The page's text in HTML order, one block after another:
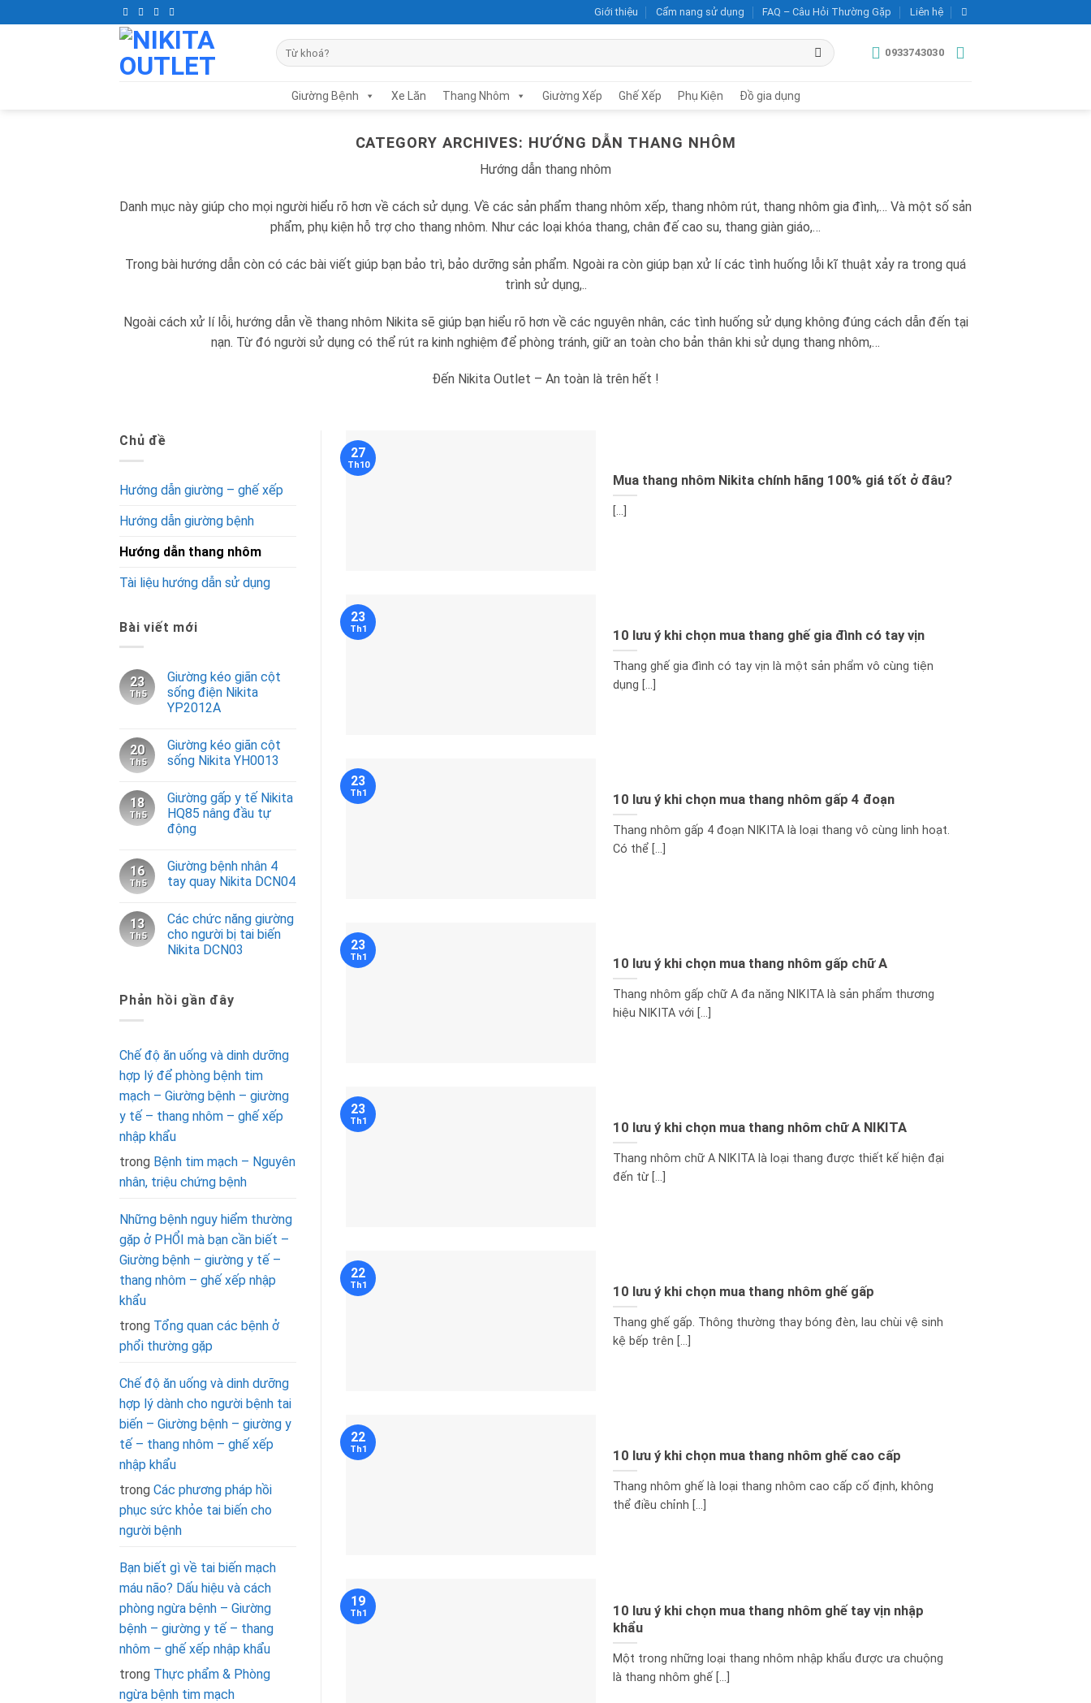
to
Giới thiệu Cẩm nang sử dụng FAQ – Câu Hỏi Thường Gặp Liên hệ
Tìm
kiếm:
0933743030
Giường Bệnh Xe Lăn Thang Nhôm Giường Xếp Ghế Xếp Phụ Kiện Đồ gia dụng
CATEGORY ARCHIVES: HƯỚNG DẪN THANG NHÔM
Hướng dẫn thang nhôm
Danh mục này giúp cho mọi người hiểu rõ hơn về cách sử dụng. Về các sản phẩm thang nhôm xếp, thang nhôm rút, thang nhôm gia đình,… Và một số sản
phẩm, phụ kiện hỗ trợ cho thang nhôm. Như các loại khóa thang, chân đế cao su, thang giàn giáo,…
Trong bài hướng dẫn còn có các bài viết giúp bạn bảo trì, bảo dưỡng sản phẩm. Ngoài ra còn giúp bạn xử lí các tình huống lỗi kĩ thuật xảy ra trong quá
trình sử dụng,..
Ngoài cách xử lí lỗi, hướng dẫn về thang nhôm Nikita sẽ giúp bạn hiểu rõ hơn về các nguyên nhân, các tình huống sử dụng không đúng cách dẫn đến tại
nạn. Từ đó người sử dụng có thể rút ra kinh nghiệm để phòng tránh, giữ an toàn cho bản thân khi sử dụng thang nhôm,…
Đến Nikita Outlet – An toàn là trên hết !
Chủ đề
Hướng dẫn giường – ghế xếp
Hướng dẫn giường bệnh
Hướng dẫn thang nhôm
Tài liệu hướng dẫn sử dụng
Bài viết mới
23
Th5
Giường kéo giãn cột
sống điện Nikita
YP2012A
20
Th5
Giường kéo giãn cột
sống Nikita YH0013
18
Th5
Giường gấp y tế Nikita
HQ85 nâng đầu tự
động
16
Th5
Giường bệnh nhân 4
tay quay Nikita DCN04
13
Th5
Các chức năng giường
cho người bị tai biến
Nikita DCN03
Phản hồi gần đây
Chế độ ăn uống và dinh dưỡng
hợp lý để phòng bệnh tim
mạch – Giường bệnh – giường
y tế – thang nhôm – ghế xếp
nhập khẩu
trong Bệnh tim mạch – Nguyên
nhân, triệu chứng bệnh
Những bệnh nguy hiểm thường
gặp ở PHỔI mà bạn cần biết –
Giường bệnh – giường y tế –
thang nhôm – ghế xếp nhập
khẩu
trong Tổng quan các bệnh ở
phổi thường gặp
Chế độ ăn uống và dinh dưỡng
hợp lý dành cho người bệnh tai
biến – Giường bệnh – giường y
tế – thang nhôm – ghế xếp
nhập khẩu
trong Các phương pháp hồi
phục sức khỏe tai biến cho
người bệnh
Bạn biết gì về tai biến mạch
máu não? Dấu hiệu và cách
phòng ngừa bệnh – Giường
bệnh – giường y tế – thang
nhôm – ghế xếp nhập khẩu
trong Thực phẩm & Phòng
ngừa bệnh tim mạch
Mua thang nhôm Nikita chính hãng 100% giá tốt ở đâu?
[...]
27
Th10
10 lưu ý khi chọn mua thang ghế gia đình có tay vịn
Thang ghế gia đình có tay vịn là một sản phẩm vô cùng tiện
dụng [...]
23
Th1
10 lưu ý khi chọn mua thang nhôm gấp 4 đoạn
Thang nhôm gấp 4 đoạn NIKITA là loại thang vô cùng linh hoạt.
Có thể [...]
23
Th1
10 lưu ý khi chọn mua thang nhôm gấp chữ A
Thang nhôm gấp chữ A đa năng NIKITA là sản phẩm thương
hiệu NIKITA với [...]
23
Th1
10 lưu ý khi chọn mua thang nhôm chữ A NIKITA
Thang nhôm chữ A NIKITA là loại thang được thiết kế hiện đại
đến từ [...]
23
Th1
10 lưu ý khi chọn mua thang nhôm ghế gấp
Thang ghế gấp. Thông thường thay bóng đèn, lau chùi vệ sinh
kệ bếp trên [...]
22
Th1
10 lưu ý khi chọn mua thang nhôm ghế cao cấp
Thang nhôm ghế là loại thang nhôm cao cấp cố định, không
thể điều chỉnh [...]
22
Th1
10 lưu ý khi chọn mua thang nhôm ghế tay vịn nhập
khẩu
Một trong những loại thang nhôm nhập khẩu được ưa chuộng
là thang nhôm ghế [...]
19
Th1